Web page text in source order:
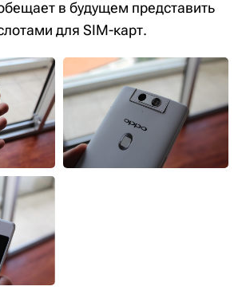
в будущем представить
для SIM-карт.